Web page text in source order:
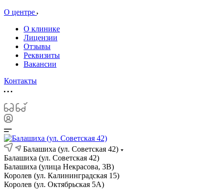
О центре
О клинике
Лицензии
Отзывы
Реквизиты
Вакансии
Контакты
Балашиха (ул. Советская 42)
Балашиха (ул. Советская 42)
Балашиха (улица Некрасова, 3В)
Королев (ул. Калининградская 15)
Королев (ул. Октябрьская 5А)